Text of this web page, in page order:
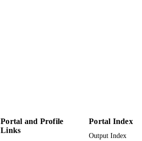
Book
Portal and Profile
Links
Portal Index
Output Index